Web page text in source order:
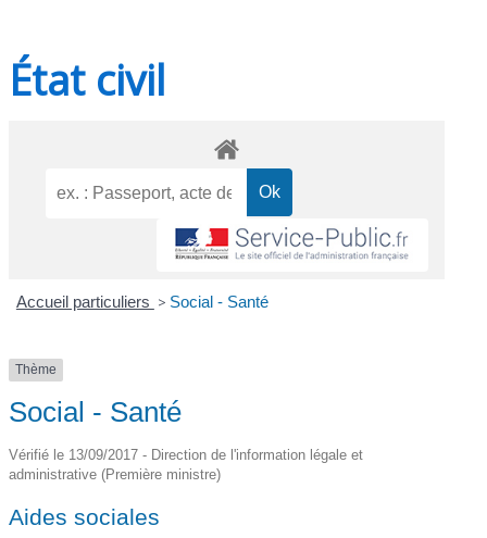
État civil
Accueil particuliers > Social - Santé
Thème
Social - Santé
Vérifié le 13/09/2017 - Direction de l'information légale et
administrative (Première ministre)
Aides sociales